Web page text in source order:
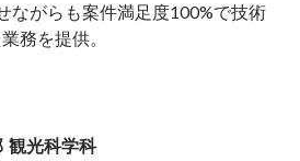
ながらも案件満足度100%で技術
務を提供。
観光科学科